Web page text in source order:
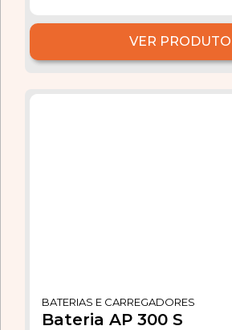
VER PRODUTO
BATERIAS E CARREGADORES
Bateria AP 300 S